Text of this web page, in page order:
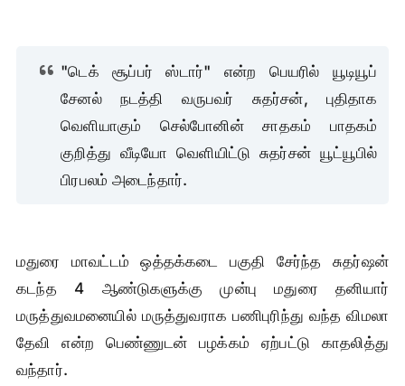
"டெக் சூப்பர் ஸ்டார்" என்ற பெயரில் யூடியூப்
சேனல் நடத்தி வருபவர் சுதர்சன், புதிதாக
வெளியாகும் செல்போனின் சாதகம் பாதகம்
குறித்து வீடியோ வெளியிட்டு சுதர்சன் யூட்யூபில்
பிரபலம் அடைந்தார்.
மதுரை மாவட்டம் ஒத்தக்கடை பகுதி சேர்ந்த சுதர்ஷன்
கடந்த 4 ஆண்டுகளுக்கு முன்பு மதுரை தனியார்
மருத்துவமனையில் மருத்துவராக பணிபுரிந்து வந்த விமலா
தேவி என்ற பெண்ணுடன் பழக்கம் ஏற்பட்டு காதலித்து
வந்தார்.